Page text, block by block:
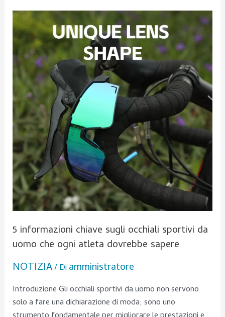
5 informazioni chiave sugli occhiali sportivi da
uomo che ogni atleta dovrebbe sapere
NOTIZIA/ Di amministratore
Introduzione Gli occhiali sportivi da uomo non servono
solo a fare una dichiarazione di moda; sono uno
5
informazioni
chiave
sugli
occhiali
sportivi
da
uomo
che
ogni
atleta
dovrebbe
sapere